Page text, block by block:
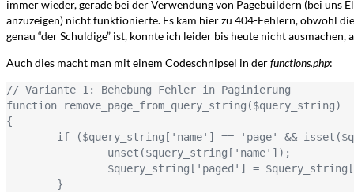
immer wieder, gerade bei der Verwendung von Pagebuildern (bei uns
anzuzeigen) nicht funktionierte. Es kam hier zu 404-Fehlern, obwohl
genau “der Schuldige” ist, konnte ich leider bis heute nicht
Auch dies macht man mit einem Codeschnipsel in derfunctions.php:
// Variante 1: Behebung Fehler in Paginierung
function remove_page_from_query_string($query_string)
{